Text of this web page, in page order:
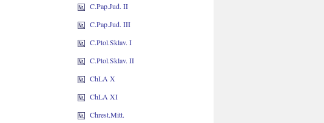
C.Pap.Jud. II
C.Pap.Jud. III
C.Ptol.Sklav. I
C.Ptol.Sklav. II
ChLA X
ChLA XI
Chrest.Mitt.